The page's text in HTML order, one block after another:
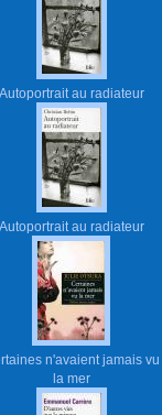
Autoportrait au radiateur
Autoportrait au radiateur
n'avaient jamais vu
la mer